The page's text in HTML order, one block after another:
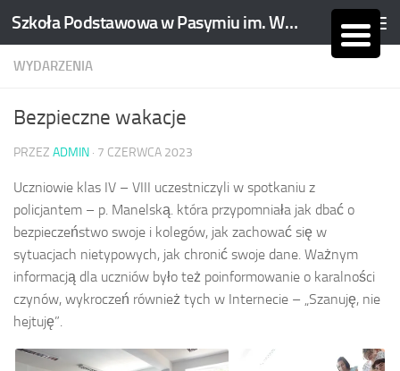
Skip to content Szkoła Podstawowa w Pasymiu im. Wojciecha Kętrzyńskiego
WYDARZENIA
Bezpieczne wakacje
PRZEZ ADMIN · 7 CZERWCA 2023
Uczniowie klas IV – VIII uczestniczyli w spotkaniu z
policjantem – p. Manelską. która przypomniała jak dbać o
bezpieczeństwo swoje i kolegów, jak zachować się w
sytuacjach nietypowych, jak chronić swoje dane. Ważnym
informacją dla uczniów było też poinformowanie o karalności
czynów, wykroczeń również tych w Internecie – „Szanuję, nie
hejtuję”.